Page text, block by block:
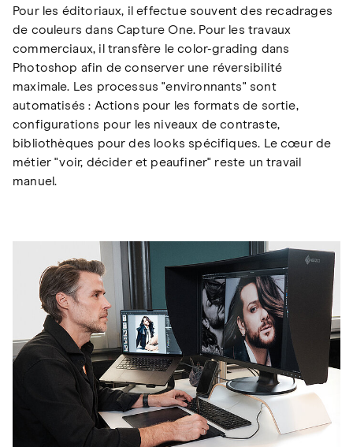
Pour les éditoriaux, il effectue souvent des recadrages
de couleurs dans Capture One. Pour les travaux
commerciaux, il transfère le color-grading dans
Photoshop afin de conserver une réversibilité
maximale. Les processus "environnants" sont
automatisés : Actions pour les formats de sortie,
configurations pour les niveaux de contraste,
bibliothèques pour des looks spécifiques. Le cœur de
métier "voir, décider et peaufiner" reste un travail
manuel.